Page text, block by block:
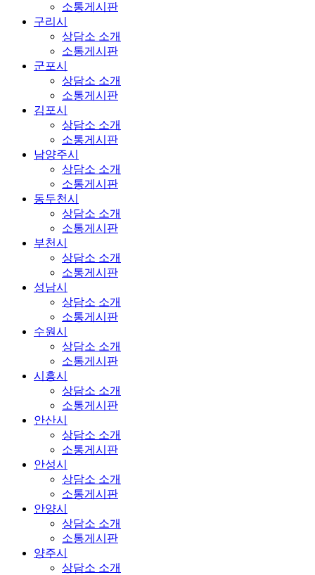
소통게시판
구리시
상담소 소개
소통게시판
군포시
상담소 소개
소통게시판
김포시
상담소 소개
소통게시판
남양주시
상담소 소개
소통게시판
동두천시
상담소 소개
소통게시판
부천시
상담소 소개
소통게시판
성남시
상담소 소개
소통게시판
수원시
상담소 소개
소통게시판
시흥시
상담소 소개
소통게시판
안산시
상담소 소개
소통게시판
안성시
상담소 소개
소통게시판
안양시
상담소 소개
소통게시판
양주시
상담소 소개